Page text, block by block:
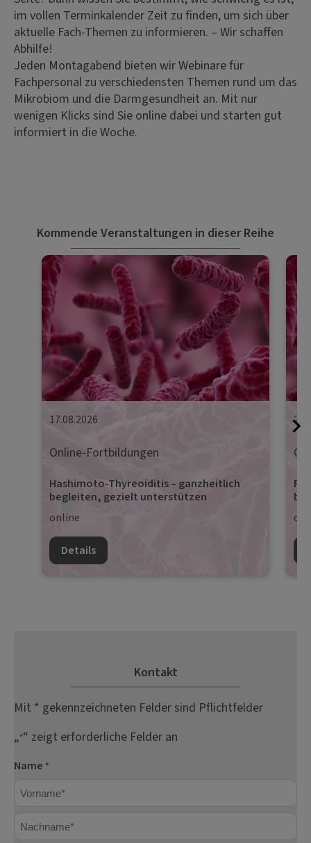
im vollen Terminkalender Zeit zu finden, um sich über
aktuelle Fach-Themen zu informieren. – Wir schaffen
Abhilfe!
Jeden Montagabend bieten wir Webinare für
Fachpersonal zu verschiedensten Themen rund um das
Mikrobiom und die Darmgesundheit an. Mit nur
wenigen Klicks sind Sie online dabei und starten gut
informiert in die Woche.
Kommende Veranstaltungen in dieser Reihe
17.08.2026
Online-Fortbildungen
Hashimoto-Thyreoiditis – ganzheitlich
begleiten, gezielt unterstützen
online
Details
Kontakt
Mit * gekennzeichneten Felder sind Pflichtfelder
„*“ zeigt erforderliche Felder an
Name *